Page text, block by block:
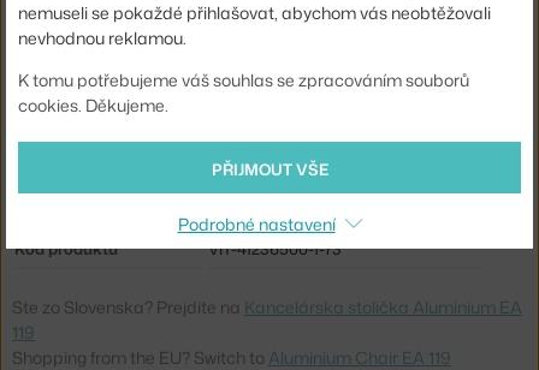
Materiál:
kůže, chrom
Podnož:
chromová
Kód produktu
VIT-41236500-1-73
Ste zo Slovenska? Prejdite na Kancelárska stolička Aluminium EA
119
Shopping from the EU? Switch to Aluminium Chair EA 119
nemuseli se pokaždé přihlašovat, abychom vás neobtěžovali
nevhodnou reklamou.
K tomu potřebujeme váš souhlas se zpracováním souborů
cookies. Děkujeme.
PŘIJMOUT VŠE
Podrobné nastavení